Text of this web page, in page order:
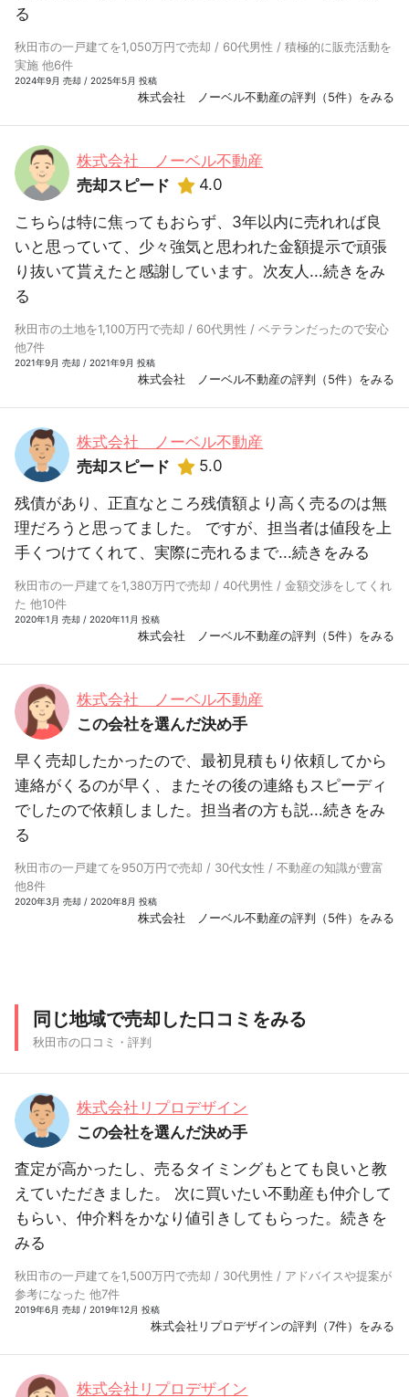
る
秋田市の一戸建てを1,050万円で売却 / 60代男性 / 積極的に販売活動を
実施 他6件
2024年9月 売却 / 2025年5月 投稿
株式会社 ノーベル不動産の評判（5件）をみる
株式会社 ノーベル不動産
売却スピード
4.0
こちらは特に焦ってもおらず、3年以内に売れれば良
いと思っていて、少々強気と思われた金額提示で頑張
り抜いて貰えたと感謝しています。次友人...続きをみ
る
秋田市の土地を1,100万円で売却 / 60代男性 / ベテランだったので安心
他7件
2021年9月 売却 / 2021年9月 投稿
株式会社 ノーベル不動産の評判（5件）をみる
株式会社 ノーベル不動産
売却スピード
5.0
残債があり、正直なところ残債額より高く売るのは無
理だろうと思ってました。 ですが、担当者は値段を上
手くつけてくれて、実際に売れるまで...続きをみる
秋田市の一戸建てを1,380万円で売却 / 40代男性 / 金額交渉をしてくれ
た 他10件
2020年1月 売却 / 2020年11月 投稿
株式会社 ノーベル不動産の評判（5件）をみる
株式会社 ノーベル不動産
この会社を選んだ決め手
早く売却したかったので、最初見積もり依頼してから
連絡がくるのが早く、またその後の連絡もスピーディ
でしたので依頼しました。担当者の方も説...続きをみ
る
秋田市の一戸建てを950万円で売却 / 30代女性 / 不動産の知識が豊富
他8件
2020年3月 売却 / 2020年8月 投稿
株式会社 ノーベル不動産の評判（5件）をみる
同じ地域で売却した口コミをみる
秋田市の口コミ・評判
株式会社リプロデザイン
この会社を選んだ決め手
査定が高かったし、売るタイミングもとても良いと教
えていただきました。 次に買いたい不動産も仲介して
もらい、仲介料をかなり値引きしてもらった。 続きを
みる
秋田市の一戸建てを1,500万円で売却 / 30代男性 / アドバイスや提案が
参考になった 他7件
2019年6月 売却 / 2019年12月 投稿
株式会社リプロデザインの評判（7件）をみる
株式会社リプロデザイン